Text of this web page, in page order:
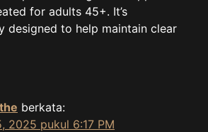
for adults 45+. It’s
designed to help maintain clear
berkata:
2025 pukul 6:17 PM